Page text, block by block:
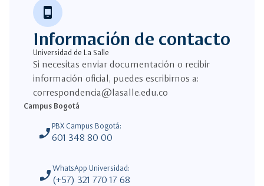
phone_android
Información de contacto
Universidad de La Salle
Si necesitas enviar documentación o recibir
información oficial, puedes escribirnos a:
correspondencia@lasalle.edu.co
Campus Bogotá
phone_enabled PBX Campus Bogotá:
601 348 80 00
phone_enabled WhatsApp Universidad:
(+57) 321 770 17 68